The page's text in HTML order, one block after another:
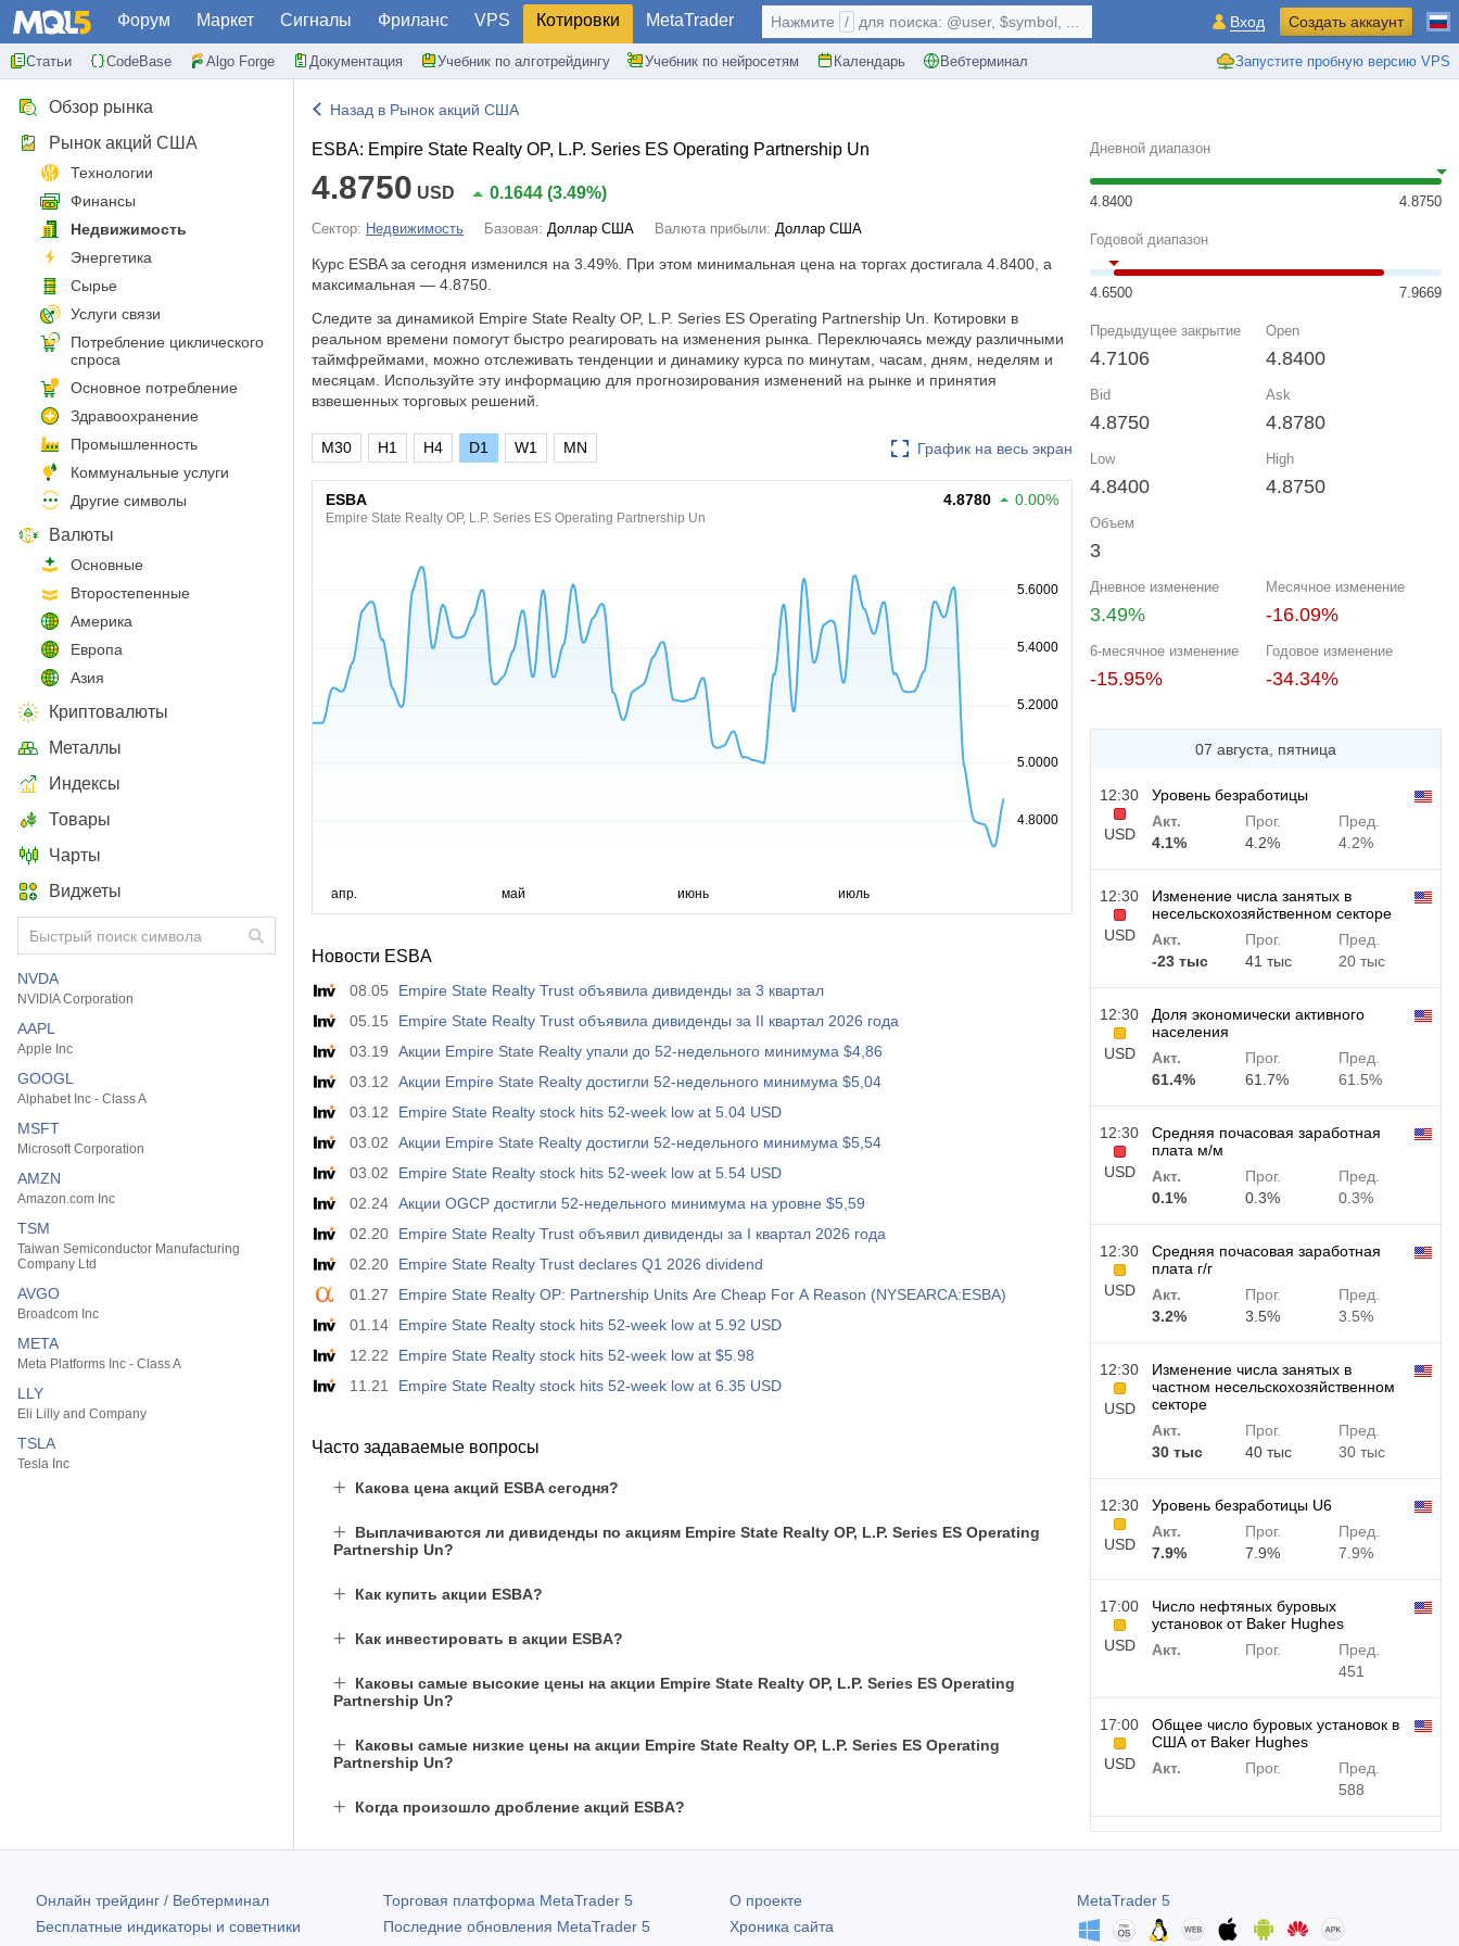
Форум Маркет Сигналы Фриланс VPS Котировки MetaTrader
Статьи CodeBase Algo Forge Документация Учебник по алготрейдингу Учебник по нейросетям Календарь Вебтерминал Запустите пробную версию VPS
Нажмите / для поиска: @user, $symbol, ... Вход Создать аккаунт
Обзор рынка
Рынок акций США
Технологии
Финансы
Недвижимость
Энергетика
Сырье
Услуги связи
Потребление циклического
спроса
Основное потребление
Здравоохранение
Промышленность
Коммунальные услуги
Другие символы
Валюты
Основные
Второстепенные
Америка
Европа
Азия
Криптовалюты
Металлы
Индексы
Товары
Чарты
Виджеты
NVDA
NVIDIA Corporation
AAPL
Apple Inc
GOOGL
Alphabet Inc - Class A
MSFT
Microsoft Corporation
AMZN
Amazon.com Inc
TSM
Taiwan Semiconductor Manufacturing
Company Ltd
AVGO
Broadcom Inc
META
Meta Platforms Inc - Class A
LLY
Eli Lilly and Company
TSLA
Tesla Inc
Назад в Рынок акций США
ESBA: Empire State Realty OP, L.P. Series ES Operating Partnership Un
4.8750 USD 0.1644 (3.49%)
Сектор: Недвижимость Базовая: Доллар США Валюта прибыли: Доллар США
Курс ESBA за сегодня изменился на 3.49% . При этом минимальная цена на торгах достигала 4.8400, а
максимальная — 4.8750.
Следите за динамикой Empire State Realty OP, L.P. Series ES Operating Partnership Un. Котировки в
реальном времени помогут быстро реагировать на изменения рынка. Переключаясь между различными
таймфреймами, можно отслеживать тенденции и динамику курса по минутам, часам, дням, неделям и
месяцам. Используйте эту информацию для прогнозирования изменений на рынке и принятия
взвешенных торговых решений.
График на весь экран
M30 H1 H4 D1 W1 MN
ESBA
Empire State Realty OP, L.P. Series ES Operating Partnership Un
4.8780 0.00%
Новости ESBA
08.05
Empire State Realty Trust объявила дивиденды за 3 квартал
05.15
Empire State Realty Trust объявила дивиденды за II квартал 2026 года
03.19
Акции Empire State Realty упали до 52-недельного минимума $4,86
03.12
Акции Empire State Realty достигли 52-недельного минимума $5,04
03.12
Empire State Realty stock hits 52-week low at 5.04 USD
03.02
Акции Empire State Realty достигли 52-недельного минимума $5,54
03.02
Empire State Realty stock hits 52-week low at 5.54 USD
02.24 Акции OGCP достигли 52-недельного минимума на уровне $5,59
02.20
Empire State Realty Trust объявил дивиденды за I квартал 2026 года
02.20
Empire State Realty Trust declares Q1 2026 dividend
01.27
Empire State Realty OP: Partnership Units Are Cheap For A Reason (NYSEARCA:ESBA)
01.14
Empire State Realty stock hits 52-week low at 5.92 USD
12.22
Empire State Realty stock hits 52-week low at $5.98
11.21
Empire State Realty stock hits 52-week low at 6.35 USD
Часто задаваемые вопросы
Какова цена акций ESBA сегодня?
Выплачиваются ли дивиденды по акциям Empire State Realty OP, L.P. Series ES Operating
Partnership Un?
Как купить акции ESBA?
Как инвестировать в акции ESBA?
Каковы самые высокие цены на акции Empire State Realty OP, L.P. Series ES Operating
Partnership Un?
Каковы самые низкие цены на акции Empire State Realty OP, L.P. Series ES Operating
Partnership Un?
Когда произошло дробление акций ESBA?
Дневной диапазон
4.8400 4.8750
Годовой диапазон
4.6500 7.9669
Предыдущее закрытие
4.7106
Open
4.8400
Bid
4.8750
Ask
4.8780
Low
4.8400
High
4.8750
Объем
3
Дневное изменение
3.49%
Месячное изменение
-16.09%
6-месячное изменение
-15.95%
Годовое изменение
-34.34%
07 августа, пятница
12:30
USD
Уровень безработицы
Акт.
4.1%
Прог.
4.2%
Пред.
4.2%
12:30
USD
Изменение числа занятых в
несельскохозяйственном секторе
Акт.
-23 тыс
Прог.
41 тыс
Пред.
20 тыс
12:30
USD
Доля экономически активного
населения
Акт.
61.4%
Прог.
61.7%
Пред.
61.5%
12:30
USD
Средняя почасовая заработная
плата м/м
Акт.
0.1%
Прог.
0.3%
Пред.
0.3%
12:30
USD
Средняя почасовая заработная
плата г/г
Акт.
3.2%
Прог.
3.5%
Пред.
3.5%
12:30
USD
Изменение числа занятых в
частном несельскохозяйственном
секторе
Акт.
30 тыс
Прог.
40 тыс
Пред.
30 тыс
12:30
USD
Уровень безработицы U6
Акт.
7.9%
Прог.
7.9%
Пред.
7.9%
17:00
USD
Число нефтяных буровых
установок от Baker Hughes
Акт.
Прог.
Пред.
451
17:00
USD
Общее число буровых установок в
США от Baker Hughes
Акт.
Прог.
Пред.
588
11.44 млрд
Онлайн трейдинг / Вебтерминал
Бесплатные индикаторы и советники
Торговая платформа MetaTrader 5
Последние обновления MetaTrader 5
О проекте
Хроника сайта
MetaTrader 5